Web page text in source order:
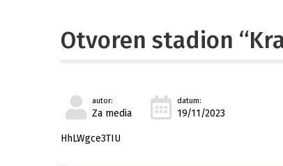
Otvoren stadion
autor:
Za media
datum:
19/11/2023
HhLWgce3TIU